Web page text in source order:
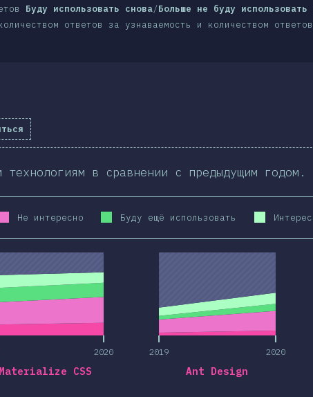
Буду использовать снова/Больше не буду использовать
ответов за узнаваемость и количеством
технологиям в сравнении с предыдущим годом.
Не интересно Буду ещё использовать
2020
2020
Materialize CSS
2019 2020
2019 2020
Ant Design